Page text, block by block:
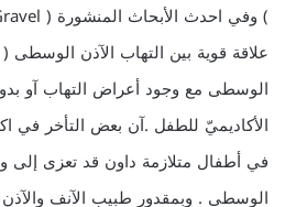
علاقة قوية بين التهاب الآذن
الوسطى مع وجود أعراض التهاب آو
الأكاديميّ للطفل .آن بعض التأخر في
في أطفال متلازمة داون قد تعزى إلى
الوسطى . وبمقدور طبيب الآنف